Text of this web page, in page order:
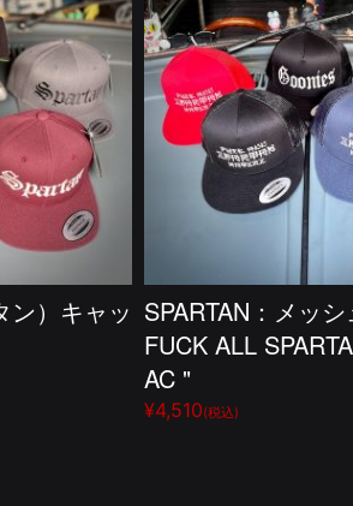
ン）キャッ SPARTAN：メッ
FUCK ALL
AC "
¥4,510(税込)